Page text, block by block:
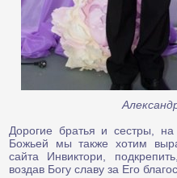
Дорогие братья и сестры, на
Божьей мы также хотим
сайта Инвиктори,
воздав Богу славу за Его